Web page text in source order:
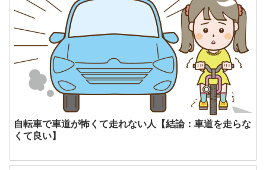
自転車で車道が怖くて走れない人【結論：車道を走らな
くて良い】